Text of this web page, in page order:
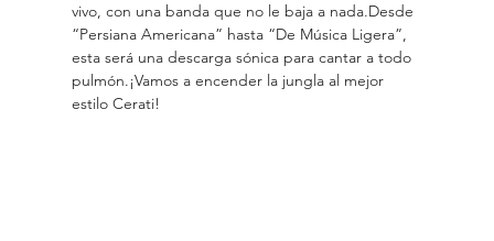
vivo, con una banda que no le baja a nada.Desde
“Persiana Americana” hasta “De Música Ligera”,
esta será una descarga sónica para cantar a todo
pulmón.¡Vamos a encender la jungla al mejor
estilo Cerati!